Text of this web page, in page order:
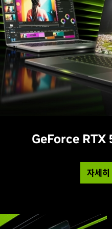
GeForce RTX
자세히